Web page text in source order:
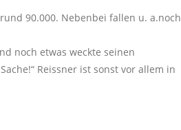
90.000. Nebenbei fallen u. a.noch
noch etwas weckte seinen
Reissner ist sonst vor allem in